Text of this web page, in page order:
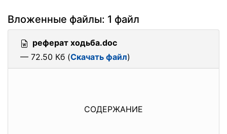
Вложенные файлы: 1 файл
реферат ходьба.doc
— 72.50 Кб (Скачать файл)
СОДЕРЖАНИЕ